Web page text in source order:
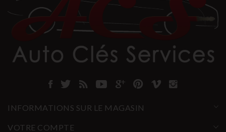
INFORMATIONS SUR LE MAGASIN
VOTRE COMPTE